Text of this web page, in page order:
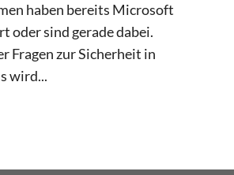
haben bereits Microsoft
oder sind gerade dabei.
Fragen zur Sicherheit in
wird...